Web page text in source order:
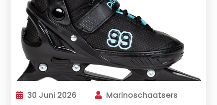
30 Juni 2026 Marinoschaatsers